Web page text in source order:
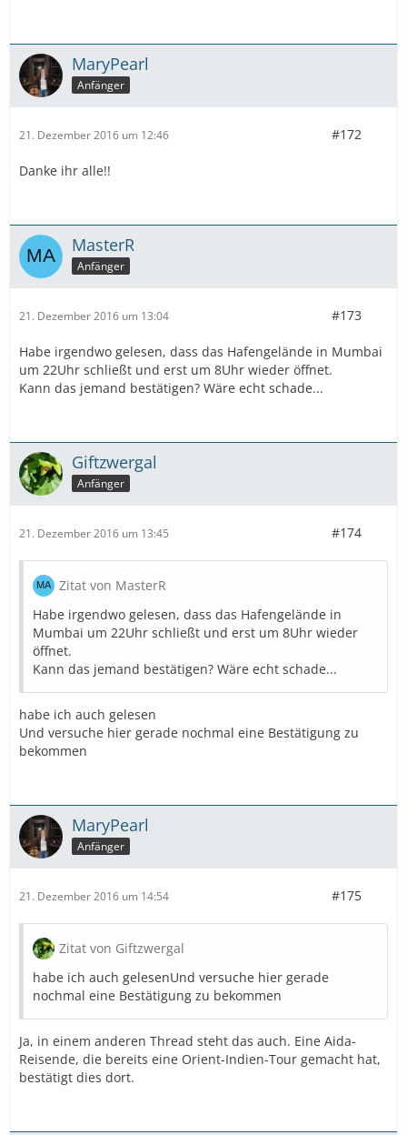
MaryPearl
Anfänger
21. Dezember 2016 um 12:46 #172
Danke ihr alle!!
MasterR
Anfänger
21. Dezember 2016 um 13:04 #173
Habe irgendwo gelesen, dass das Hafengelände in Mumbai
um 22Uhr schließt und erst um 8Uhr wieder öffnet.
Kann das jemand bestätigen? Wäre echt schade...
Giftzwergal
Anfänger
21. Dezember 2016 um 13:45 #174
Zitat von MasterR
Habe irgendwo gelesen, dass das Hafengelände in
Mumbai um 22Uhr schließt und erst um 8Uhr wieder
öffnet.
Kann das jemand bestätigen? Wäre echt schade...
habe ich auch gelesen
Und versuche hier gerade nochmal eine Bestätigung zu
bekommen
MaryPearl
Anfänger
21. Dezember 2016 um 14:54 #175
Zitat von Giftzwergal
habe ich auch gelesenUnd versuche hier gerade
nochmal eine Bestätigung zu bekommen
Ja, in einem anderen Thread steht das auch. Eine Aida-
Reisende, die bereits eine Orient-Indien-Tour gemacht hat,
bestätigt dies dort.